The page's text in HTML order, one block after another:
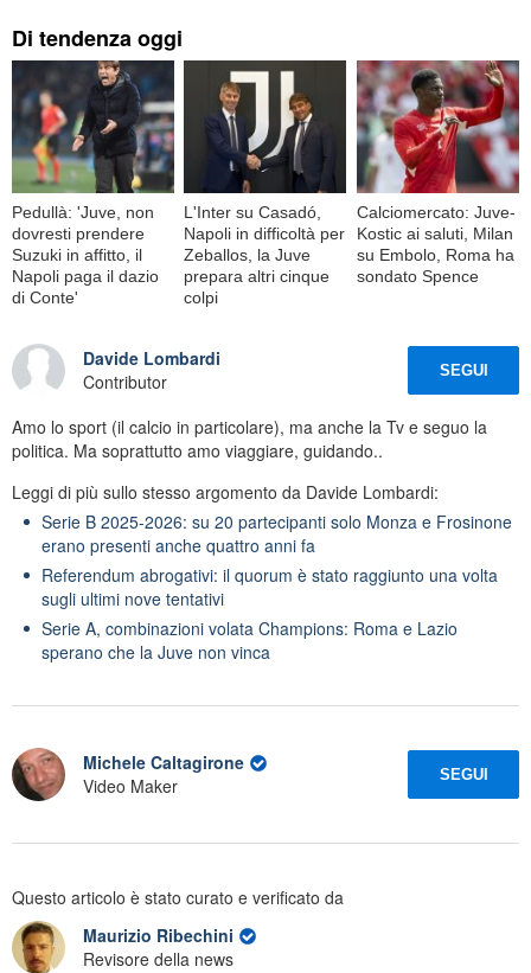
Di tendenza oggi
Pedullà: 'Juve, non
dovresti prendere
Suzuki in affitto, il
Napoli paga il dazio
di Conte'
L'Inter su Casadó,
Napoli in difficoltà per
Zeballos, la Juve
prepara altri cinque
colpi
Calciomercato: Juve-
Kostic ai saluti, Milan
su Embolo, Roma ha
sondato Spence
Davide Lombardi
Contributor
SEGUI
Amo lo sport (il calcio in particolare), ma anche la Tv e seguo la
politica. Ma soprattutto amo viaggiare, guidando..
Leggi di più sullo stesso argomento da Davide Lombardi:
Serie B 2025-2026: su 20 partecipanti solo Monza e Frosinone
erano presenti anche quattro anni fa
Referendum abrogativi: il quorum è stato raggiunto una volta
sugli ultimi nove tentativi
Serie A, combinazioni volata Champions: Roma e Lazio
sperano che la Juve non vinca
Michele Caltagirone
Video Maker
SEGUI
Questo articolo è stato curato e verificato da
Maurizio Ribechini
Revisore della news